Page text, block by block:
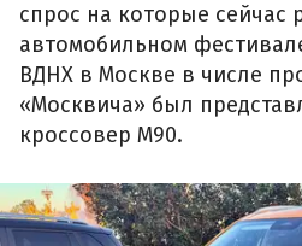
спрос на которые сейчас
автомобильном
ВДНХ в Москве в числе
«Москвича» был
кроссовер М90.